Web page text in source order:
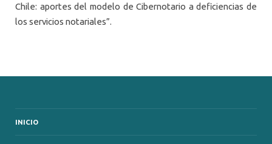
Chile: aportes del modelo de Cibernotario a deficiencias de
los servicios notariales”.
INICIO